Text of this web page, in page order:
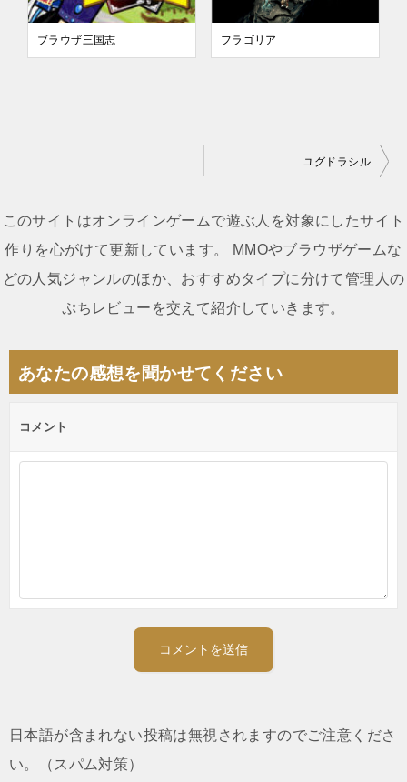
ブラウザ三国志 フラゴリア
ナ
ビ
ゲ
シ
ョ
ユグドラシル
このサイトはオンラインゲームで遊ぶ人を対象にしたサイト
作りを心がけて更新しています。 MMOやブラウザゲームな
どの人気ジャンルのほか、おすすめタイプに分けて管理人の
ぷちレビューを交えて紹介していきます。
あなたの感想を聞かせてください
コメント
日本語が含まれない投稿は無視されますのでご注意くださ
い。（スパム対策）